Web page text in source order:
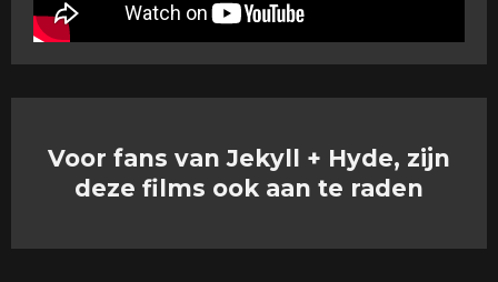
Voor fans van Jekyll + Hyde, zijn
deze films ook aan te raden